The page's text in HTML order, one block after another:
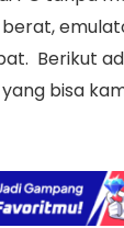
Berikut
bisa